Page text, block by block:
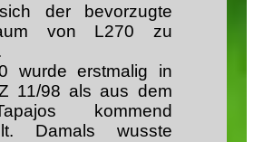
der bevorzugte
von L270 zu
wurde erstmalig in
11/98 als aus dem
kommend
Damals wusste